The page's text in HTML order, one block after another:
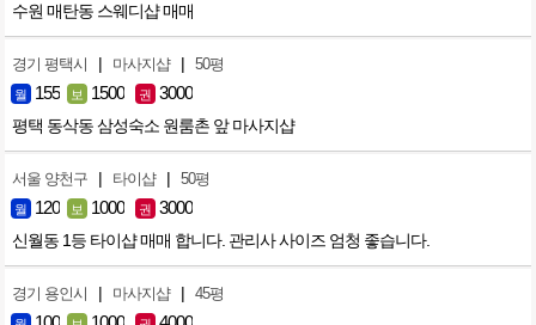
수원 매탄동 스웨디샵 매매
경기 평택시 | 마사지샵 | 50평
월 155 보 1500 권 3000
평택 동삭동 삼성숙소 원룸촌 앞 마사지샵
서울 양천구 | 타이샵 | 50평
월 120 보 1000 권 3000
신월동 1등 타이샵 매매 합니다. 관리사 사이즈 엄청 좋습니다.
경기 용인시 | 마사지샵 | 45평